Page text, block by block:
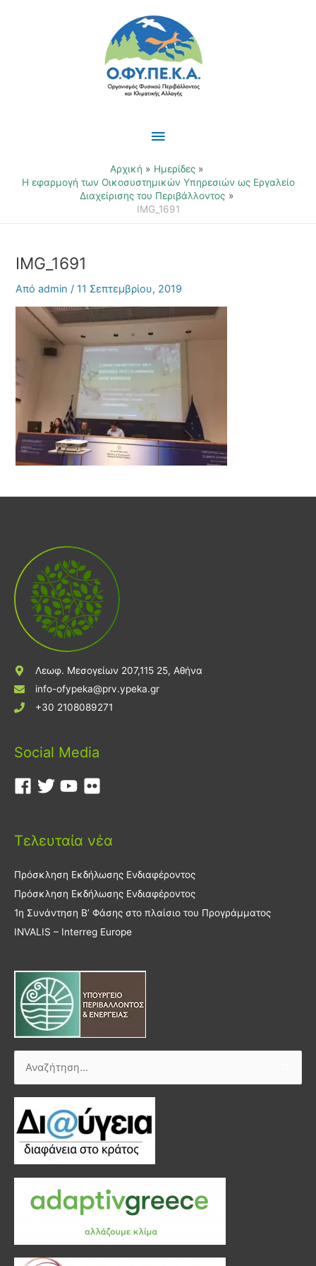
Κύριο
Μενού
Αρχική
Ημερίδες
Η εφαρμογή των Οικοσυστημικών Υπηρεσιών ως Εργαλείο
Διαχείρισης του Περιβάλλοντος
IMG_1691
IMG_1691
Απόadmin/11 Σεπτεμβρίου, 2019
Λεωφ. Μεσογείων 207,115 25, Αθήνα
info-ofypeka@prv.ypeka.gr
+30 2108089271
Social Media
Τελευταία νέα
Πρόσκληση Εκδήλωσης Ενδιαφέροντος
Πρόσκληση Εκδήλωσης Ενδιαφέροντος
1η Συνάντηση Β’ Φάσης στο πλαίσιο του Προγράμματος
INVALIS – Interreg Europe
Αναζήτηση